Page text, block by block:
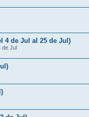
4 de Jul al 25 de Jul)
de Jul